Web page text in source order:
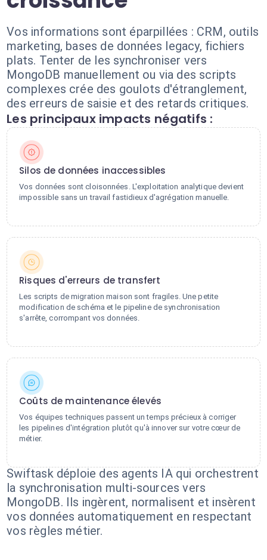
Vos informations sont éparpillées : CRM, outils
marketing, bases de données legacy, fichiers
plats. Tenter de les synchroniser vers
MongoDB manuellement ou via des scripts
complexes crée des goulots d'étranglement,
des erreurs de saisie et des retards critiques.
Les principaux impacts négatifs :
Silos de données inaccessibles
Vos données sont cloisonnées. L'exploitation analytique devient
impossible sans un travail fastidieux d'agrégation manuelle.
Risques d'erreurs de transfert
Les scripts de migration maison sont fragiles. Une petite
modification de schéma et le pipeline de synchronisation
s'arrête, corrompant vos données.
Coûts de maintenance élevés
Vos équipes techniques passent un temps précieux à corriger
les pipelines d'intégration plutôt qu'à innover sur votre cœur de
métier.
Swiftask déploie des agents IA qui orchestrent
la synchronisation multi-sources vers
MongoDB. Ils ingèrent, normalisent et insèrent
vos données automatiquement en respectant
vos règles métier.